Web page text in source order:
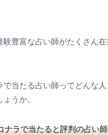
験豊富な占い師がたくさん
で当たる占い師ってどんな
うか。
ナラで当たると評判の占い